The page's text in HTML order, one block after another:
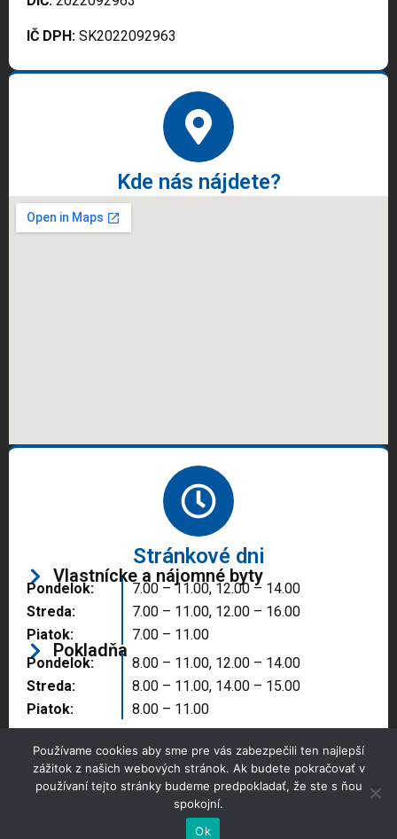
IČ DPH: SK2022092963
Kde nás nájdete?
Stránkové dni
Vlastnícke a nájomné byty
Pondelok:
Streda:
Piatok:
7.00 – 11.00, 12.00 – 14.00
7.00 – 11.00, 12.00 – 16.00
7.00 – 11.00
Pokladňa
Pondelok:
Streda:
Piatok:
8.00 – 11.00, 12.00 – 14.00
8.00 – 11.00, 14.00 – 15.00
8.00 – 11.00
Copyright © 2025 Správa majetku mesta, n.o.,
Partizánske
Používame cookies aby sme pre vás zabezpečili ten najlepší
zážitok z našich webových stránok. Ak budete pokračovať v
používaní tejto stránky budeme predpokladať, že ste s ňou
spokojní.
Ok